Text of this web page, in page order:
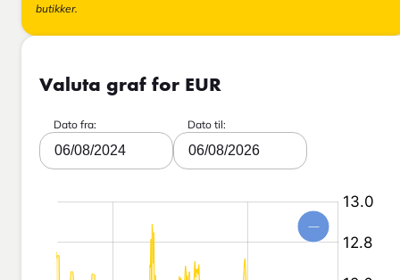
butikker.
Valuta graf for EUR
Dato fra:
06/08/2024
Dato til:
06/08/2026